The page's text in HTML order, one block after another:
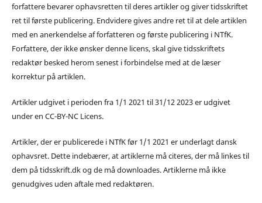
forfattere bevarer ophavsretten til deres artikler og giver tidsskriftet
ret til første publicering. Endvidere gives andre ret til at dele artiklen
med en anerkendelse af forfatteren og første publicering i NTfK.
Forfattere, der ikke ønsker denne licens, skal give tidsskriftets
redaktør besked herom senest i forbindelse med at de læser
korrektur på artiklen.
Artikler udgivet i perioden fra 1/1 2021 til 31/12 2023 er udgivet
under en CC-BY-NC Licens.
Artikler, der er publicerede i NTfK før 1/1 2021 er underlagt dansk
ophavsret. Dette indebærer, at artiklerne må citeres, der må linkes til
dem på tidsskrift.dk og de må downloades. Artiklerne må ikke
genudgives uden aftale med redaktøren.